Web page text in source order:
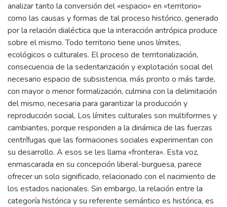
analizar tanto la conversión del «espacio» en «territorio»
como las causas y formas de tal proceso histórico, generado
por la relación dialéctica que la interacción antrópica produce
sobre el mismo. Todo territorio tiene unos límites,
ecológicos o culturales. El proceso de territorialización,
consecuencia de la sedentarización y explotación social del
necesario espacio de subsistencia, más pronto o más tarde,
con mayor o menor formalización, culmina con la delimitación
del mismo, necesaria para garantizar la producción y
reproducción social. Los límites culturales son multiformes y
cambiantes, porque responden a la dinámica de las fuerzas
centrífugas que las formaciones sociales experimentan con
su desarrollo. A esos se les llama «frontera». Esta voz,
enmascarada en su concepción liberal-burguesa, parece
ofrecer un solo significado, relacionado con el nacimiento de
los estados nacionales. Sin embargo, la relación entre la
categoría histórica y su referente semántico es histórica, es